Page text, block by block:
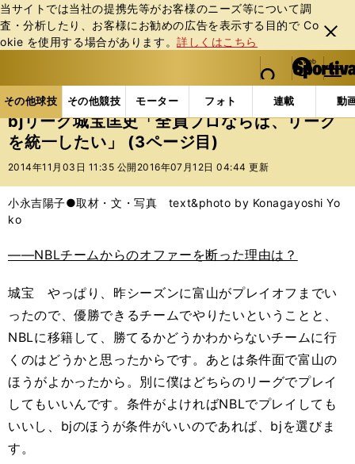
当サイトでは当社の提携先等がお客様のニーズ等について調
査・分析したり、お客様にお勧めの広告を表⽰する⽬的で Co
okie を使⽤する場合があります。詳しくはこちら
閉じ
る
web Sportiva (webスポルティーバ)
検索
マイペ
ー
ジ
メニュ
その他球技 その他競技 モーター フォト 連載 動
ス
ポ
ル
バ
その他球技の記事一覧 バスケットボール 国内バス
bjリーグ城宝匡史「全員プロならば、リーグ
を統一したい」 (3ページ目)
2014年11月03日 11:35 公開 2016年07月12日 04:44 更新
小永吉陽子●取材・文・写真 text&photo by Konagayoshi Yo
ko
――NBLチームからのオファーを断った理由は？
城宝 やっぱり、昨シーズンに富山がプレイオフまでい
ったので、優勝できるチームでやりたいということと、
NBLに移籍して、勝てるかどうかわからないチームに行
くのはどうかと思ったからです。あとは条件面で富山の
ほうがよかったから。別に僕はどちらのリーグでプレイ
してもいいんです。条件がよければNBLでプレイしても
いいし、bjのほうが条件がいいのであれば、bjを選びま
す。